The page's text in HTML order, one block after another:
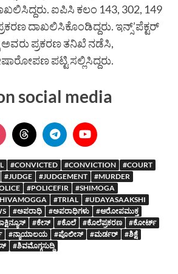
ಐಪಿಸಿ ಕಲಂ 143, 302, 149
ದಾಖಲಿಸಿಕೊಂಡಿದ್ದರು. ಇನ್ಸ್’ಪೆಕ್ಟರ್
ಪ್ರಕರಣ ತನಿಖೆ ನಡೆಸಿ,
ಪಟ್ಟಿ ಸಲ್ಲಿಸಿದ್ದರು.
social media
#CONVICTED #CONVICTION
#COURT
#JUDGE #JUDGEMENT
#MURDER
#POLICEFIR
#SHIMOGA
#TRIAL
#UDAYASAAKSHI
#ಅಪರಾಧಿ #ಅಪರಾಧಿಗಳು
#ಆರೋಪಮುಕ್ತ
#ಕೇಸ್ #ಕೊಲೆ #ಕೊಲೆಪ್ರಕರಣ
#ಕೋರ್ಟ್
#ನ್ಯಾಯಾಲಯ #ಪೊಲೀಸ್ #ಮರ್ಡರ್
#ಶಿಕ್ಷೆ
#ಶಿವಮೊಗ್ಗಸುದ್ದಿ